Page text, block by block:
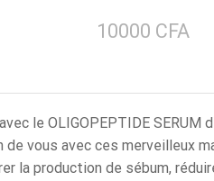
10000 CFA
le OLIGOPEPTIDE SERUM
vous avec ces merveilleux
la production de sébum,